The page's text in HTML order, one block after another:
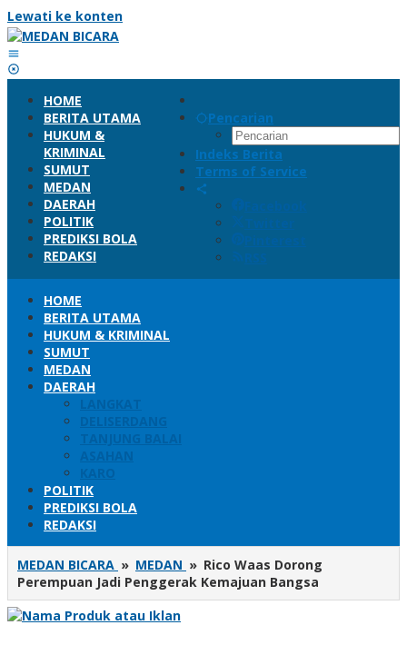
Lewati ke konten
Pencarian
Indeks Berita
Terms of Service
HOME
BERITA UTAMA
HUKUM &
KRIMINAL
SUMUT
MEDAN
DAERAH
POLITIK
PREDIKSI BOLA
REDAKSI
HOME
BERITA UTAMA
HUKUM & KRIMINAL
SUMUT
MEDAN
DAERAH
LANGKAT
DELISERDANG
TANJUNG BALAI
ASAHAN
KARO
POLITIK
PREDIKSI BOLA
REDAKSI
MEDAN BICARA » MEDAN » Rico Waas Dorong
Perempuan Jadi Penggerak Kemajuan Bangsa